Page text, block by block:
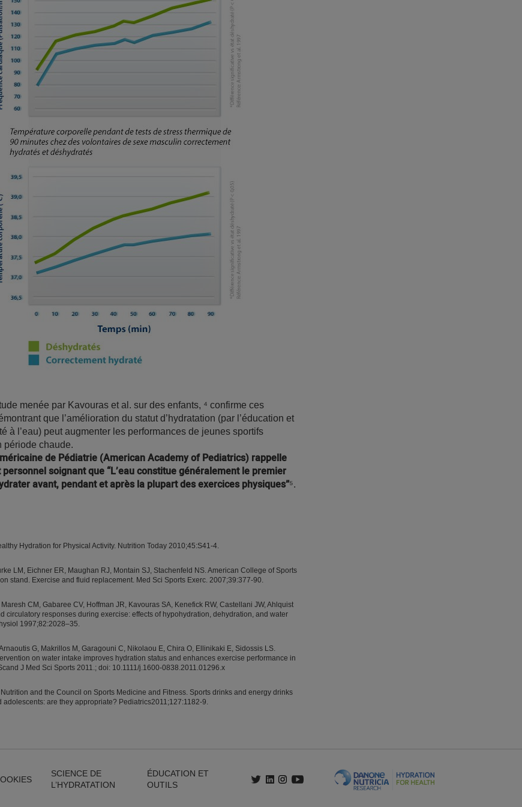
menée par Kavouras et al. sur des enfants, ⁴ confirme ces
que l’amélioration du statut d’hydratation (par l’éducation et
à l’eau) peut augmenter les performances de jeunes sportifs
période chaude.
de Pédiatrie (American Academy of Pediatrics) rappelle
soignant que “L’eau constitue généralement le premier
avant, pendant et après la plupart des exercices physiques”⁵.
Hydration for Physical Activity. Nutrition Today 2010;45:S41-4.
LM, Eichner ER, Maughan RJ, Montain SJ, Stachenfeld NS. American College of Sports
stand. Exercise and fluid replacement. Med Sci Sports Exerc. 2007;39:377-90.
CM, Gabaree CV, Hoffman JR, Kavouras SA, Kenefick RW, Castellani JW, Ahlquist
circulatory responses during exercise: effects of hypohydration, dehydration, and water
1997;82:2028–35.
G, Makrillos M, Garagouni C, Nikolaou E, Chira O, Ellinikaki E, Sidossis LS.
on water intake improves hydration status and enhances exercise performance in
J Med Sci Sports 2011.; doi: 10.1111/j.1600-0838.2011.01296.x
and the Council on Sports Medicine and Fitness. Sports drinks and energy drinks
adolescents: are they appropriate? Pediatrics2011;127:1182-9.
SCIENCE DE
L’HYDRATATION
ÉDUCATION ET
OUTILS